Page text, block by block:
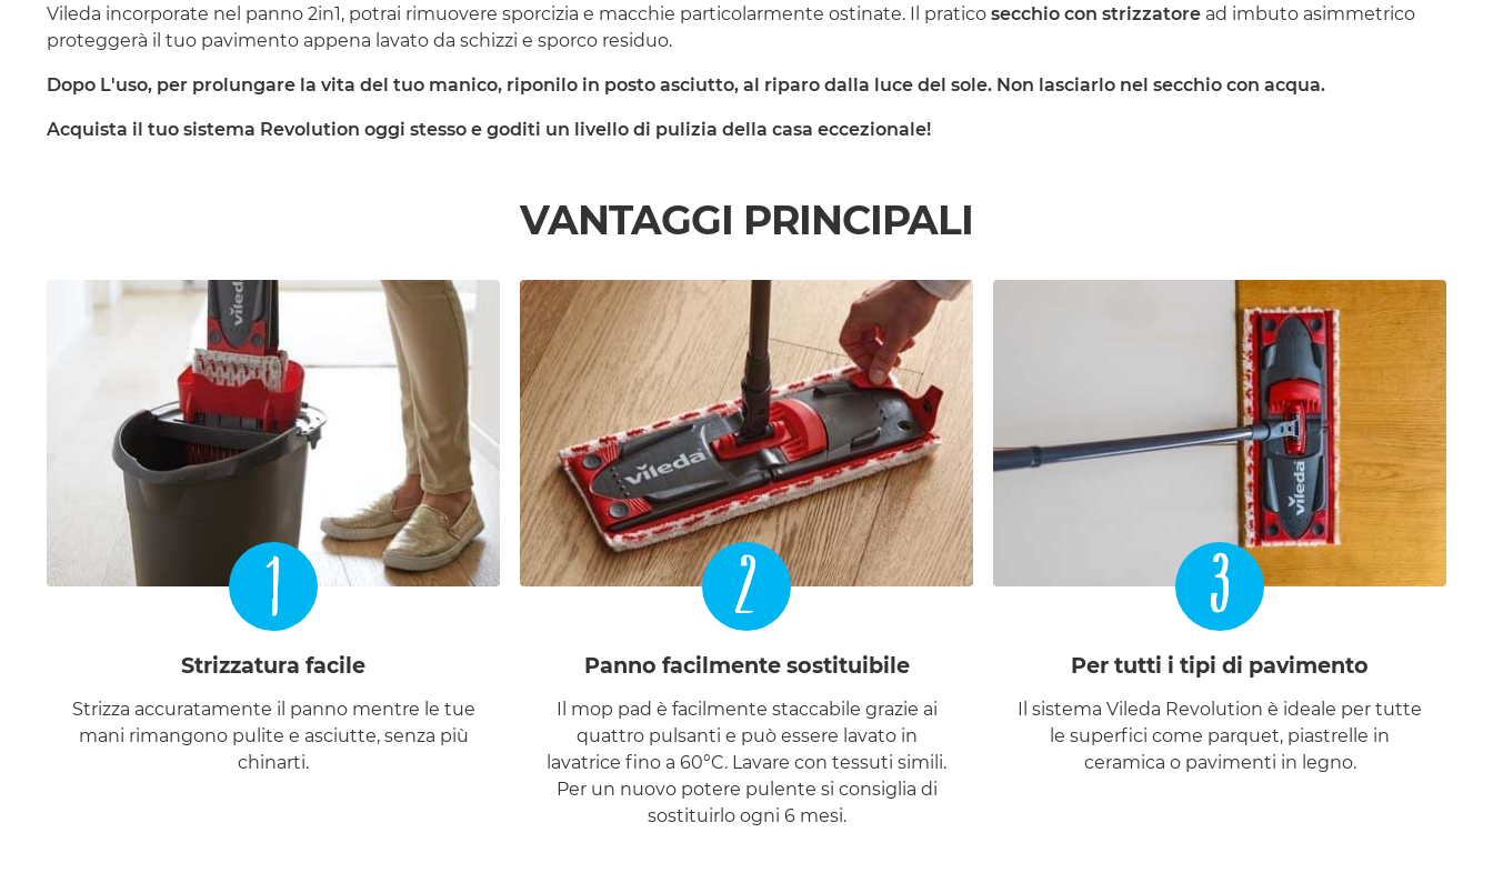
Vileda incorporate nel panno 2in1, potrai rimuovere sporcizia e macchie particolarmente ostinate. Il pratico secchio con strizzatore ad imbuto asimmetrico
proteggerà il tuo pavimento appena lavato da schizzi e sporco residuo.
Dopo L'uso, per prolungare la vita del tuo manico, riponilo in posto asciutto, al riparo dalla luce del sole. Non lasciarlo nel secchio con acqua.
Acquista il tuo sistema Revolution oggi stesso e goditi un livello di pulizia della casa eccezionale!
VANTAGGI PRINCIPALI
1
Strizzatura facile
Strizza accuratamente il panno mentre le tue
mani rimangono pulite e asciutte, senza più
chinarti.
2
Panno facilmente sostituibile
Il mop pad è facilmente staccabile grazie ai
quattro pulsanti e può essere lavato in
lavatrice fino a 60°C. Lavare con tessuti simili.
Per un nuovo potere pulente si consiglia di
sostituirlo ogni 6 mesi.
3
Per tutti i tipi di pavimento
Il sistema Vileda Revolution è ideale per tutte
le superfici come parquet, piastrelle in
ceramica o pavimenti in legno.